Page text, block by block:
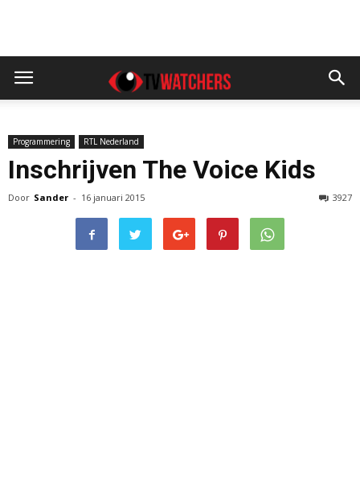
Programmering RTL Nederland
Inschrijven The Voice Kids
Door Sander - 16 januari 2015 3927